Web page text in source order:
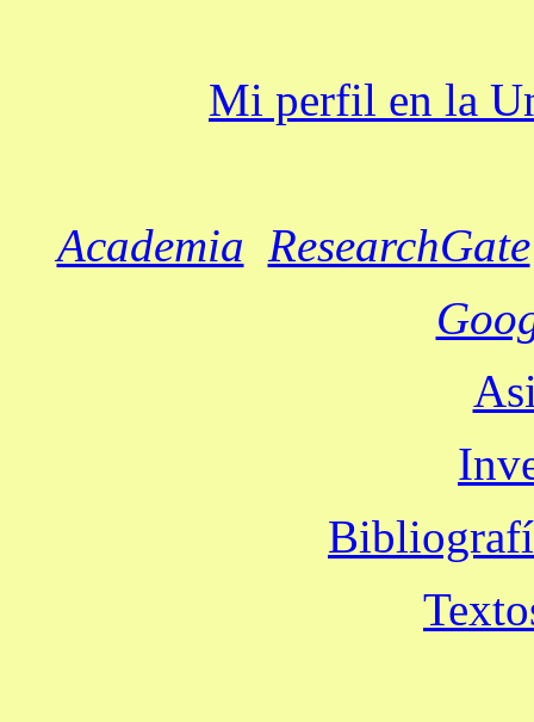
Mi perfil en la
Academia ResearchGate